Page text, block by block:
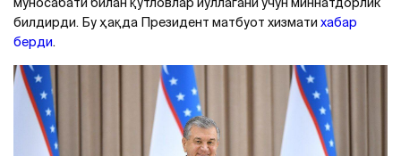
билдирди. Бу ҳақда Президент матбуот хизмати хабар
берди.